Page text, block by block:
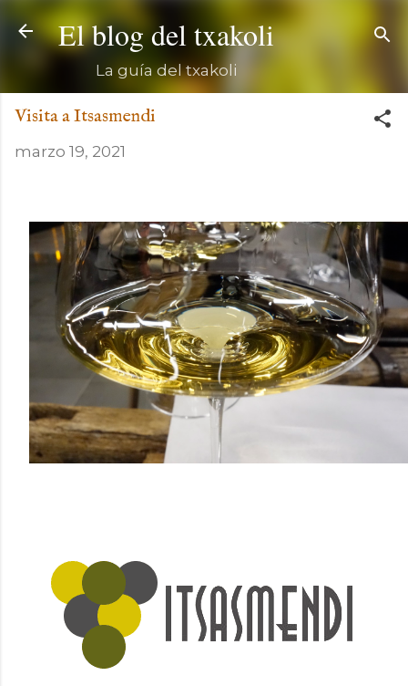
Ir al contenido principal
El blog del txakoli
La guía del txakoli
Visita a Itsasmendi
marzo 19, 2021